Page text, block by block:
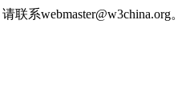
联系webmaster@w3china.org。